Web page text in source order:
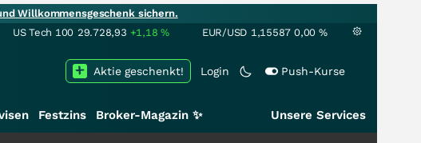
Willkommensgeschenk sichern.
US Tech 100 29.728,93 +1,18% EUR/USD 1,15587 0,00 %
Login Push-Kurse
Aktie geschenkt!
Festzins Broker-Magazin ✨ Unsere Services